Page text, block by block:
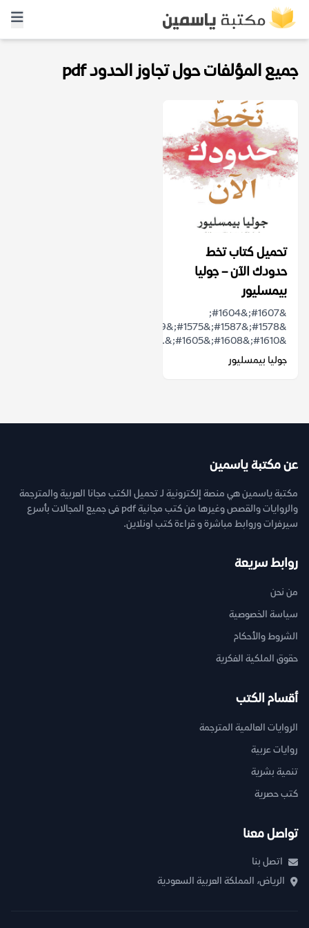
جميع المؤلفات حول تجاوز الحدود pdf
تحميل كتاب تخط
حدودك الآن – جوليا
بيمسليور
&#1607;&#1604;
&#1610;&#1608;&#1605;&...
جوليا بيمسليور
عن مكتبة ياسمين
مكتبة ياسمين هي منصة إلكترونية لـ تحميل الكتب مجانا العربية والمترجمة
والروايات والقصص وغيرها من كتب مجانية pdf فى جميع المجالات بأسرع
سيرفرات وروابط مباشرة و قراءة كتب اونلاين.
روابط سريعة
من نحن
سياسة الخصوصية
الشروط والأحكام
حقوق الملكية الفكرية
أقسام الكتب
الروايات العالمية المترجمة
روايات عربية
تنمية بشرية
كتب حصرية
تواصل معنا
اتصل بنا
الرياض، المملكة العربية السعودية